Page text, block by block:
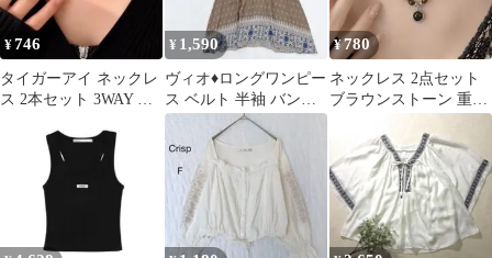
¥746
タイガーアイ ネックレ
ス 2本セット 3WAY 重
¥ 1,590
ヴィオ♦︎ロングワンピー
ス ベルト 半袖 バンド
カラー ブラウン ボヘミ
アン
¥780
ネックレス 2点セット
ブラウンストーン 重ね
付け エスニック ボヘミ